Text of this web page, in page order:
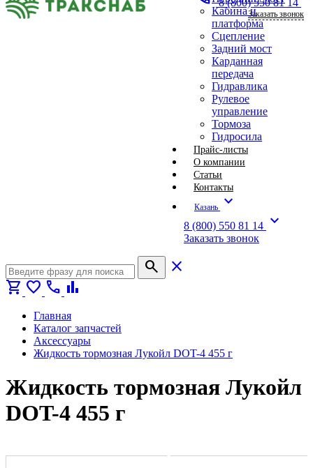
Кабина и
платформа
Сцепление
Задний мост
Карданная
передача
Гидравлика
Рулевое
управление
Тормоза
Гидросила
Прайс-листы
О компании
Статьи
Контакты
Казань expand_more
8 (800) 550 81 14 expand_more
Заказать звонок
Заказать звонок
search
close
shopping_cart favorite call bar_chart
Главная
Каталог запчастей
Аксессуары
Жидкость тормозная Лукойл DOT-4 455 г
Жидкость тормозная Лукойл
DOT-4 455 г